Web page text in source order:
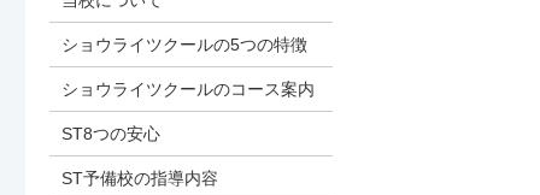
ショウライツクールの5つの特徴
ショウライツクールのコース案内
ST8つの安心
ST予備校の指導内容